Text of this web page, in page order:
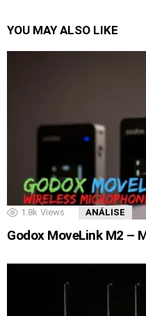
YOU MAY ALSO LIKE
1.8k Views ANÁLISE
Godox MoveLink M2 –